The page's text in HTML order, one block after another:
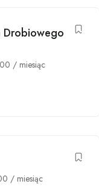
Drobiowego
/ miesiąc
/ miesiąc